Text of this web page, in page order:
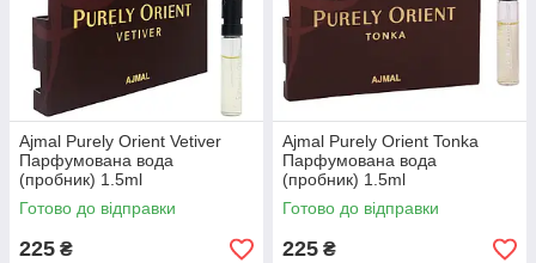
Ajmal Purely Orient Vetiver
Парфумована вода
(пробник) 1.5ml
(2000220015936)
Готово до відправки
225 ₴
Ajmal Purely Orient Tonka
Парфумована вода
(пробник) 1.5ml
(2000220015929)
Готово до відправки
225 ₴